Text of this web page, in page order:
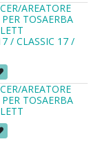
AREATORE
TOSAERBA
/ CLASSIC 17 /
AREATORE
TOSAERBA